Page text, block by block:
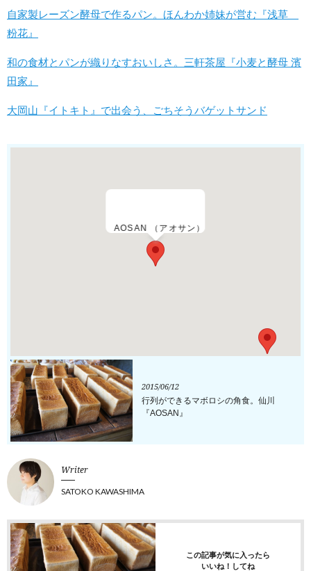
自家製レーズン酵母で作るパン。ほんわか姉妹が営む『浅草
粉花』
和の食材とパンが織りなすおいしさ。三軒茶屋『小麦と酵母 濱
田家』
大岡山『イトキト』で出会う、ごちそうバゲットサンド
AOSAN （アオサン）
2015/06/12
行列ができるマボロシの角食。仙川
『AOSAN』
Writer
SATOKO KAWASHIMA
この記事が気に入ったら
いいね！してね